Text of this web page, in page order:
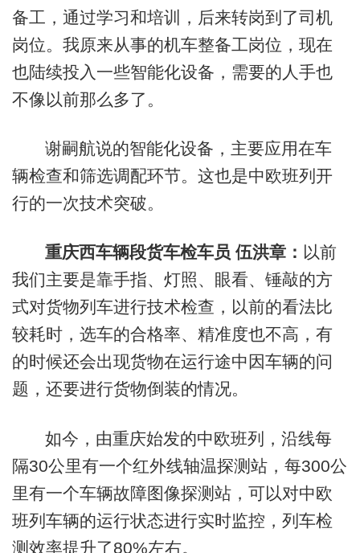
备工，通过学习和培训，后来转岗到了司机
岗位。我原来从事的机车整备工岗位，现在
也陆续投入一些智能化设备，需要的人手也
不像以前那么多了。
谢嗣航说的智能化设备，主要应用在车
辆检查和筛选调配环节。这也是中欧班列开
行的一次技术突破。
重庆西车辆段货车检车员 伍洪章： 以前
我们主要是靠手指、灯照、眼看、锤敲的方
式对货物列车进行技术检查，以前的看法比
较耗时，选车的合格率、精准度也不高，有
的时候还会出现货物在运行途中因车辆的问
题，还要进行货物倒装的情况。
如今，由重庆始发的中欧班列，沿线每
隔30公里有一个红外线轴温探测站，每300公
里有一个车辆故障图像探测站，可以对中欧
班列车辆的运行状态进行实时监控，列车检
测效率提升了80%左右。